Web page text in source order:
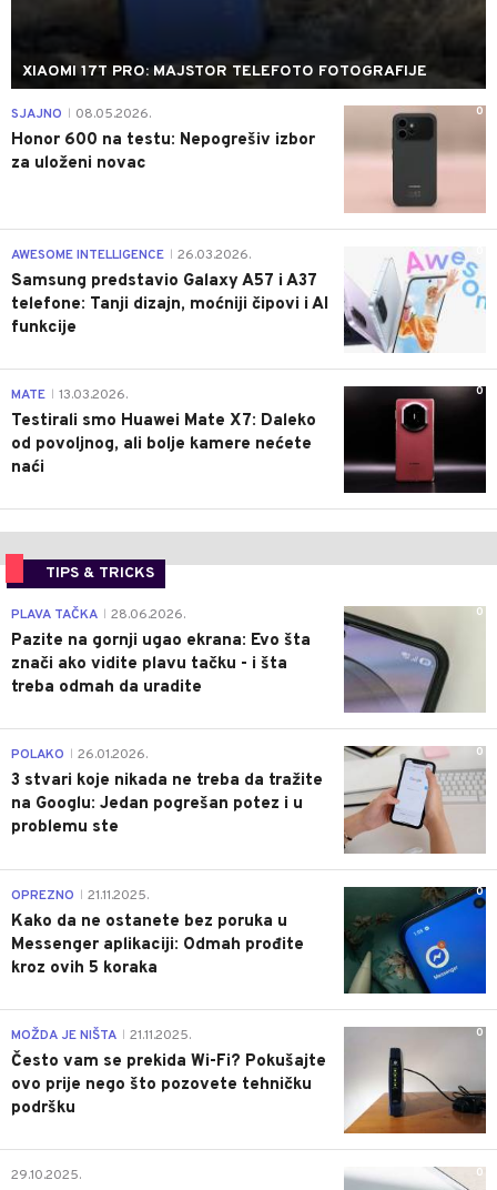
XIAOMI 17T PRO: MAJSTOR TELEFOTO FOTOGRAFIJE
0
SJAJNO 08.05.2026.
Honor 600 na testu: Nepogrešiv izbor
za uloženi novac
AWESOME INTELLIGENCE 26.03.2026.
Samsung predstavio Galaxy A57 i A37
telefone: Tanji dizajn, moćniji čipovi i AI
funkcije
0
MATE 13.03.2026.
Testirali smo Huawei Mate X7: Daleko
od povoljnog, ali bolje kamere nećete
naći
TIPS & TRICKS
0
PLAVA TAČKA 28.06.2026.
Pazite na gornji ugao ekrana: Evo šta
znači ako vidite plavu tačku - i šta
treba odmah da uradite
0
POLAKO 26.01.2026.
3 stvari koje nikada ne treba da tražite
na Googlu: Jedan pogrešan potez i u
problemu ste
0
OPREZNO 21.11.2025.
Kako da ne ostanete bez poruka u
Messenger aplikaciji: Odmah prođite
kroz ovih 5 koraka
0
MOŽDA JE NIŠTA 21.11.2025.
Često vam se prekida Wi-Fi? Pokušajte
ovo prije nego što pozovete tehničku
podršku
0
29.10.2025.